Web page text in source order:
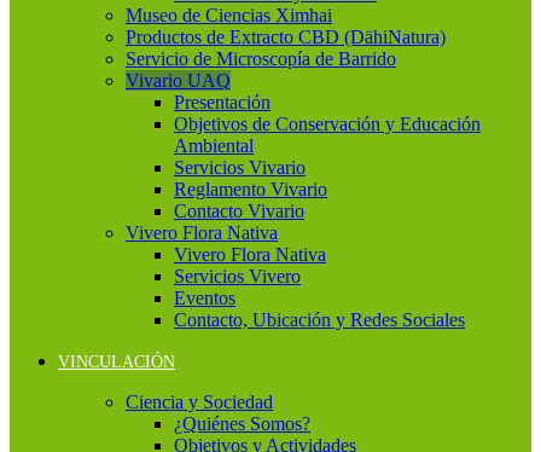
Museo de Ciencias Ximhai
Productos de Extracto CBD (DähiNatura)
Servicio de Microscopía de Barrido
Vivario UAQ
Presentación
Objetivos de Conservación y Educación
Ambiental
Servicios Vivario
Reglamento Vivario
Contacto Vivario
Vivero Flora Nativa
Vivero Flora Nativa
Servicios Vivero
Eventos
Contacto, Ubicación y Redes Sociales
VINCULACIÓN
Ciencia y Sociedad
¿Quiénes Somos?
Objetivos y Actividades